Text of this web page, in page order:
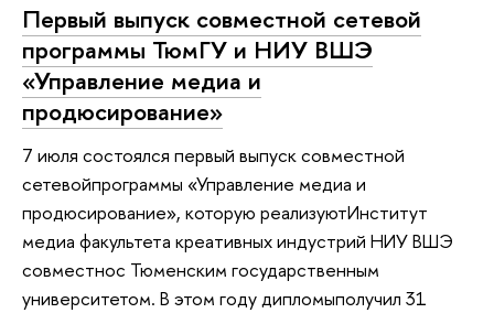
Первый выпуск совместной сетевой
программы ТюмГУ и НИУ ВШЭ
«Управление медиа и
продюсирование»
7 июля состоялся первый выпуск совместной
сетевойпрограммы «Управление медиа и
продюсирование», которую реализуютИнститут
медиа факультета креативных индустрий НИУ ВШЭ
совместнос Тюменским государственным
университетом. В этом году дипломыполучил 31